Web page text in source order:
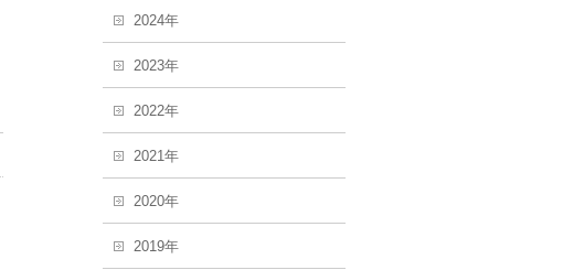
2024年
2023年
2022年
2021年
2020年
2019年